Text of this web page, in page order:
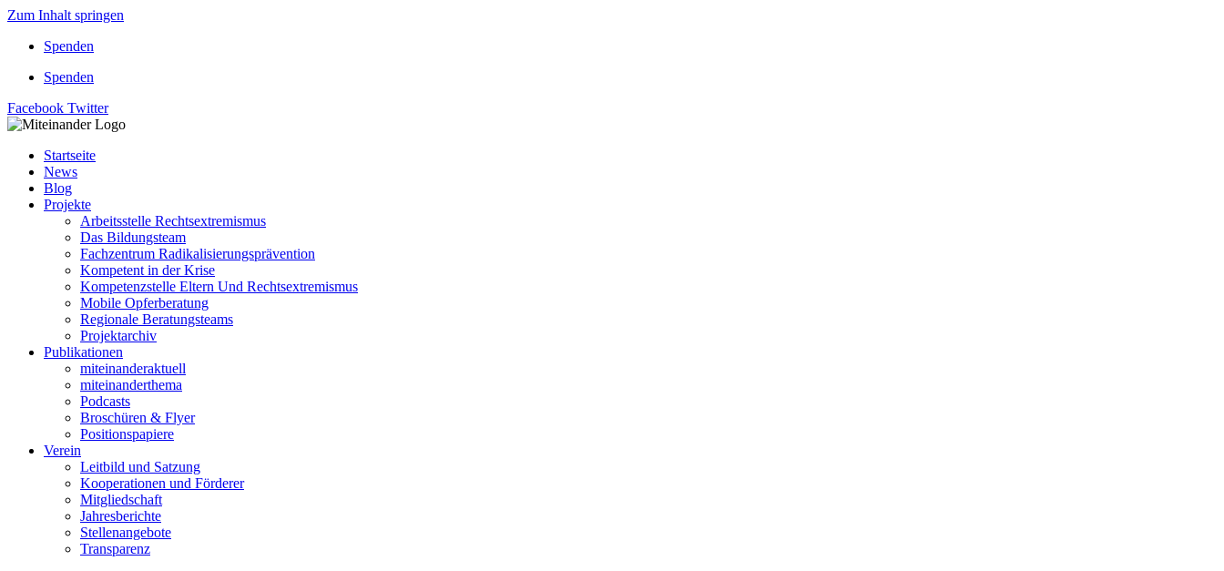
Zum Inhalt springen
Spenden
Spenden
Facebook Twitter
Startseite
News
Blog
Projekte
Arbeitsstelle Rechtsextremismus
Das Bildungsteam
Fachzentrum Radikalisierungsprävention
Kompetent in der Krise
Kompetenzstelle Eltern Und Rechtsextremismus
Mobile Opferberatung
Regionale Beratungsteams
Projektarchiv
Publikationen
miteinanderaktuell
miteinanderthema
Podcasts
Broschüren & Flyer
Positionspapiere
Verein
Leitbild und Satzung
Kooperationen und Förderer
Mitgliedschaft
Jahresberichte
Stellenangebote
Transparenz